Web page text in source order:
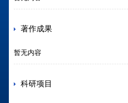
著作成果
暂无内容
科研项目